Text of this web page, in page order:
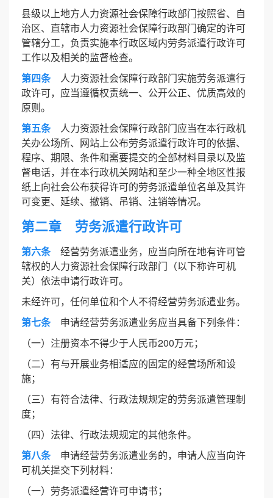
县级以上地方人力资源社会保障行政部门按照省、自
治区、直辖市人力资源社会保障行政部门确定的许可
管辖分工，负责实施本行政区域内劳务派遣行政许可
工作以及相关的监督检查。
第四条人力资源社会保障行政部门实施劳务派遣行
政许可，应当遵循权责统一、公开公正、优质高效的
原则。
第五条人力资源社会保障行政部门应当在本行政机
关办公场所、网站上公布劳务派遣行政许可的依据、
程序、期限、条件和需要提交的全部材料目录以及监
督电话，并在本行政机关网站和至少一种全地区性报
纸上向社会公布获得许可的劳务派遣单位名单及其许
可变更、延续、撤销、吊销、注销等情况。
第二章 劳务派遣行政许可
第六条经营劳务派遣业务，应当向所在地有许可管
辖权的人力资源社会保障行政部门（以下称许可机
关）依法申请行政许可。
未经许可，任何单位和个人不得经营劳务派遣业务。
第七条申请经营劳务派遣业务应当具备下列条件：
（一）注册资本不得少于人民币200万元；
（二）有与开展业务相适应的固定的经营场所和设
施；
（三）有符合法律、行政法规规定的劳务派遣管理制
度；
（四）法律、行政法规规定的其他条件。
第八条申请经营劳务派遣业务的，申请人应当向许
可机关提交下列材料：
（一）劳务派遣经营许可申请书；